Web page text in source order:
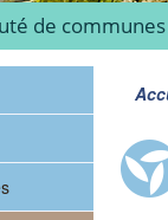
de communes